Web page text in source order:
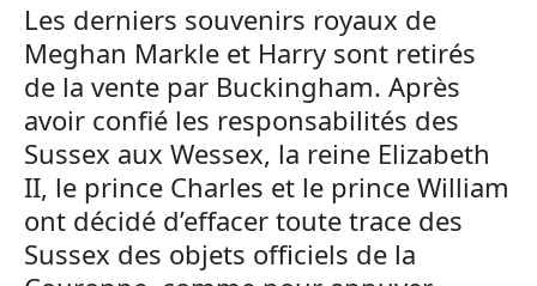
Les derniers souvenirs royaux de
Meghan Markle et Harry sont retirés
de la vente par Buckingham. Après
avoir confié les responsabilités des
Sussex aux Wessex, la reine Elizabeth
II, le prince Charles et le prince William
ont décidé d’effacer toute trace des
Sussex des objets officiels de la